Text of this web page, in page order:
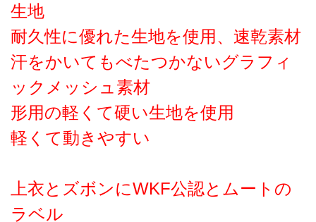
生地
耐久性に優れた生地を使用、速乾素材
汗をかいてもべたつかないグラフィ
ックメッシュ素材
形用の軽くて硬い生地を使用
軽くて動きやすい
上衣とズボンにWKF公認とムートの
ラベル